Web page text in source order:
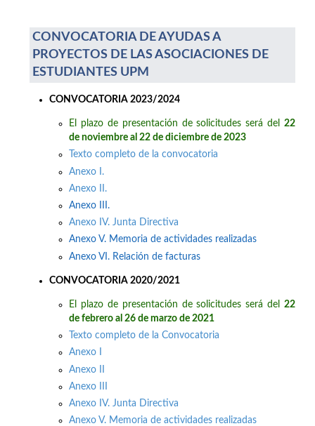
CONVOCATORIA DE AYUDAS A
PROYECTOS DE LAS ASOCIACIONES DE
ESTUDIANTES UPM
CONVOCATORIA 2023/2024
El plazo de presentación de solicitudes será del 22
de noviembre al 22 de diciembre de 2023
Texto completo de la convocatoria
Anexo I.
Anexo II.
Anexo III.
Anexo IV. Junta Directiva
Anexo V. Memoria de actividades realizadas
Anexo VI. Relación de facturas
CONVOCATORIA 2020/2021
El plazo de presentación de solicitudes será del 22
de febrero al 26 de marzo de 2021
Texto completo de la Convocatoria
Anexo I
Anexo II
Anexo III
Anexo IV. Junta Directiva
Anexo V. Memoria de actividades realizadas